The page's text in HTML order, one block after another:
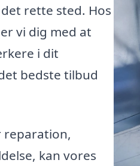
rette sted. Hos
vi dig med at
i dit
bedste tilbud
reparation,
kan vores